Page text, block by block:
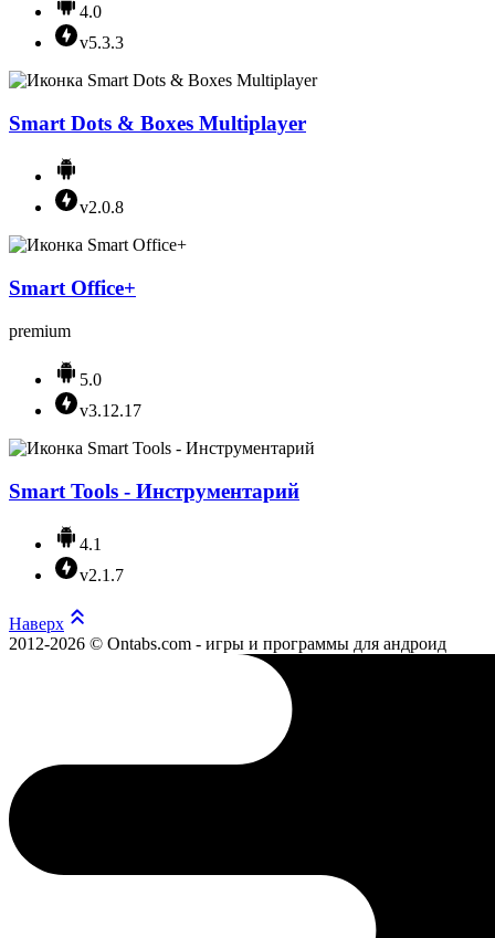
4.0
v5.3.3
Smart Dots & Boxes Multiplayer
v2.0.8
Smart Office+
premium
5.0
v3.12.17
Smart Tools - Инструментарий
4.1
v2.1.7
Наверх
2012-2026 © Ontabs.com - игры и программы для андроид